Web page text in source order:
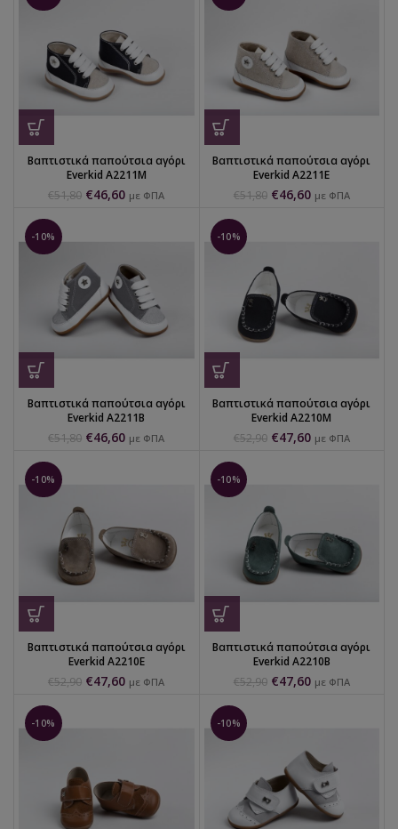
Βαπτιστικά παπούτσια αγόρι
Everkid Α2211Μ
€51,80 €46,60 με ΦΠΑ
Βαπτιστικά παπούτσια αγόρι
Everkid Α2211Ε
€51,80 €46,60 με ΦΠΑ
-10%
Βαπτιστικά παπούτσια αγόρι
Everkid Α2211Β
€51,80 €46,60 με ΦΠΑ
-10%
Βαπτιστικά παπούτσια αγόρι
Everkid Α2210Μ
€52,90 €47,60 με ΦΠΑ
-10%
Βαπτιστικά παπούτσια αγόρι
Everkid Α2210Ε
€52,90 €47,60 με ΦΠΑ
-10%
Βαπτιστικά παπούτσια αγόρι
Everkid Α2210Β
€52,90 €47,60 με ΦΠΑ
-10% -10%